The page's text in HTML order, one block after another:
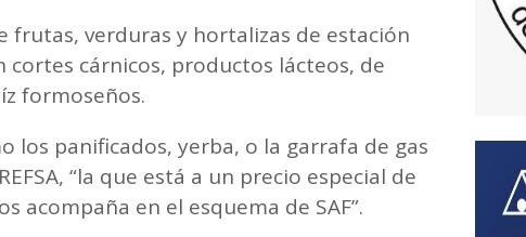
frutas, verduras y hortalizas de estación
cárnicos, productos lácteos, de
formoseños.
los panificados, yerba, o la garrafa de gas
“la que está a un precio especial de
acompaña en el esquema de SAF”.